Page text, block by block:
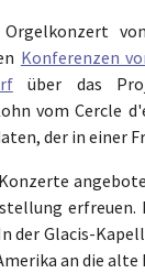
Konferenzen
über das
vom Cercle
der in einer
Glacis-
an die